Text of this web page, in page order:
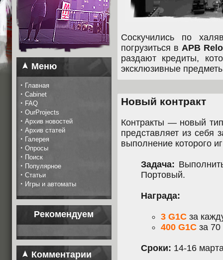
Меню
· Главная
· Cabinet
· FAQ
· OurProjects
· Архив новостей
· Архив статей
· Галерея
· Опросы
· Поиск
· Популярное
· Статьи
· Игры и автоматы
Рекомендуем
Комментарии
Соскучились по
погрузиться в APB
раздают кредиты,
эксклюзивные
Новый контракт
Контракты — новый
представляет из себя
выполнение которого
Задача:
Портовый.
Награда:
3 G1C за
400 G1C за
Сроки: 14-16